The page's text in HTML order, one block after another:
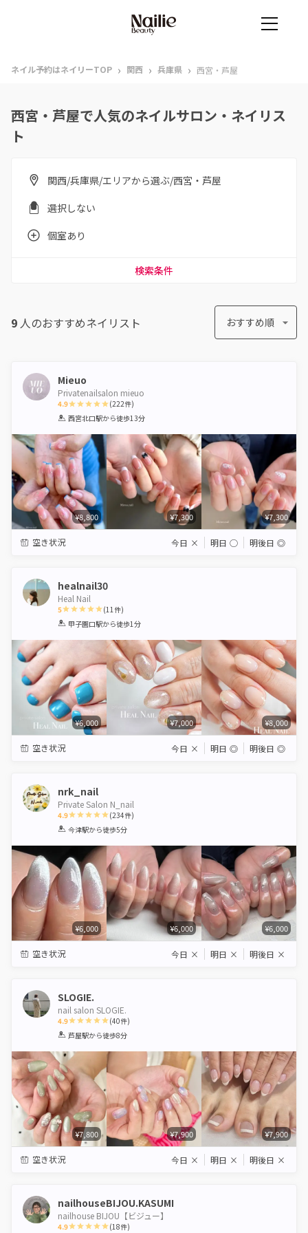
ネイル予約はネイリーTOP › 関西 › 兵庫県 › 西宮・芦屋
西宮・芦屋で人気のネイルサロン・ネイリス
ト
関西/兵庫県/エリアから選ぶ/西宮・芦屋
選択しない
個室あり
検索条件
9 人のおすすめネイリスト おすすめ順
Mieuo
Privatenailsalon mieuo
4.9
1 2 3 4 5
(222件)
西宮北口駅から徒歩13分
¥8,800 ¥7,300 ¥7,300
空き状況 今日 × 明日 ◯ 明後日 ◎
healnail30
Heal Nail
5
1 2 3 4 5
(11件)
甲子園口駅から徒歩1分
¥6,000 ¥7,000 ¥8,000
空き状況 今日 × 明日 ◎ 明後日 ◎
nrk_nail
Private Salon N_nail
4.9
1 2 3 4 5
(234件)
今津駅から徒歩5分
¥6,000 ¥6,000 ¥6,000
空き状況 今日 × 明日 × 明後日 ×
SLOGIE.
nail salon SLOGIE.
4.9
1 2 3 4 5
(40件)
芦屋駅から徒歩8分
¥7,800 ¥7,900 ¥7,900
空き状況 今日 × 明日 × 明後日 ×
nailhouseBIJOU.KASUMI
nailhouse BIJOU【ビジュー】
4.9 (18件)